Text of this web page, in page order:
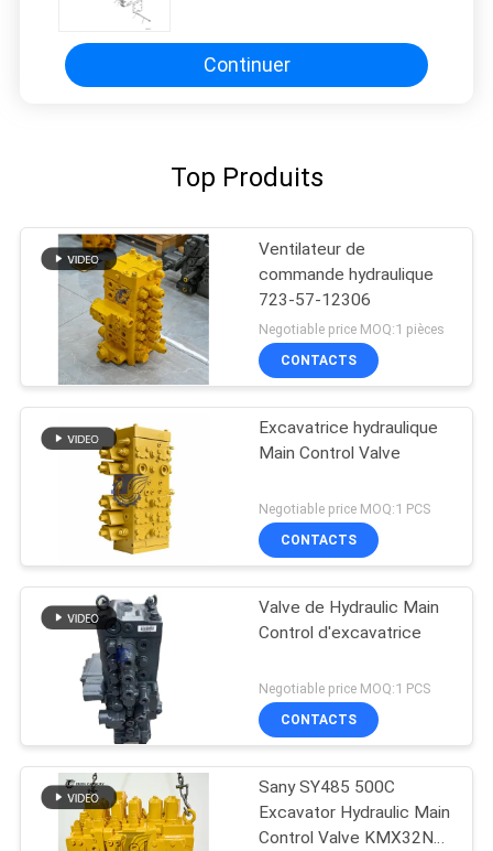
détachées
Continuer
Top Produits
Ventilateur de
commande hydraulique
723-57-12306
Negotiable price MOQ:1 pièces
CONTACTS
Excavatrice hydraulique
Main Control Valve
Negotiable price MOQ:1 PCS
CONTACTS
Valve de Hydraulic Main
Control d'excavatrice
Negotiable price MOQ:1 PCS
CONTACTS
Sany SY485 500C
Excavator Hydraulic Main
Control Valve KMX32NA